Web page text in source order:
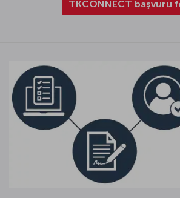
TKCONNECT başvuru